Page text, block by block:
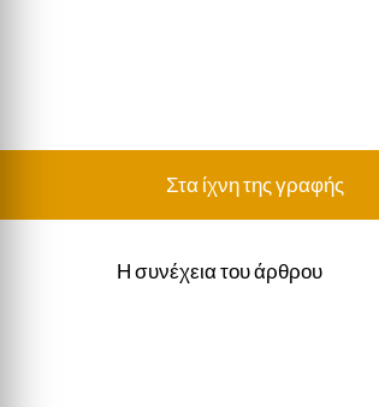
Στα ίχνη της γραφής
Η συνέχεια του άρθρου